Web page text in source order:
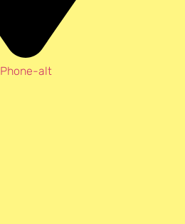
Phone-alt